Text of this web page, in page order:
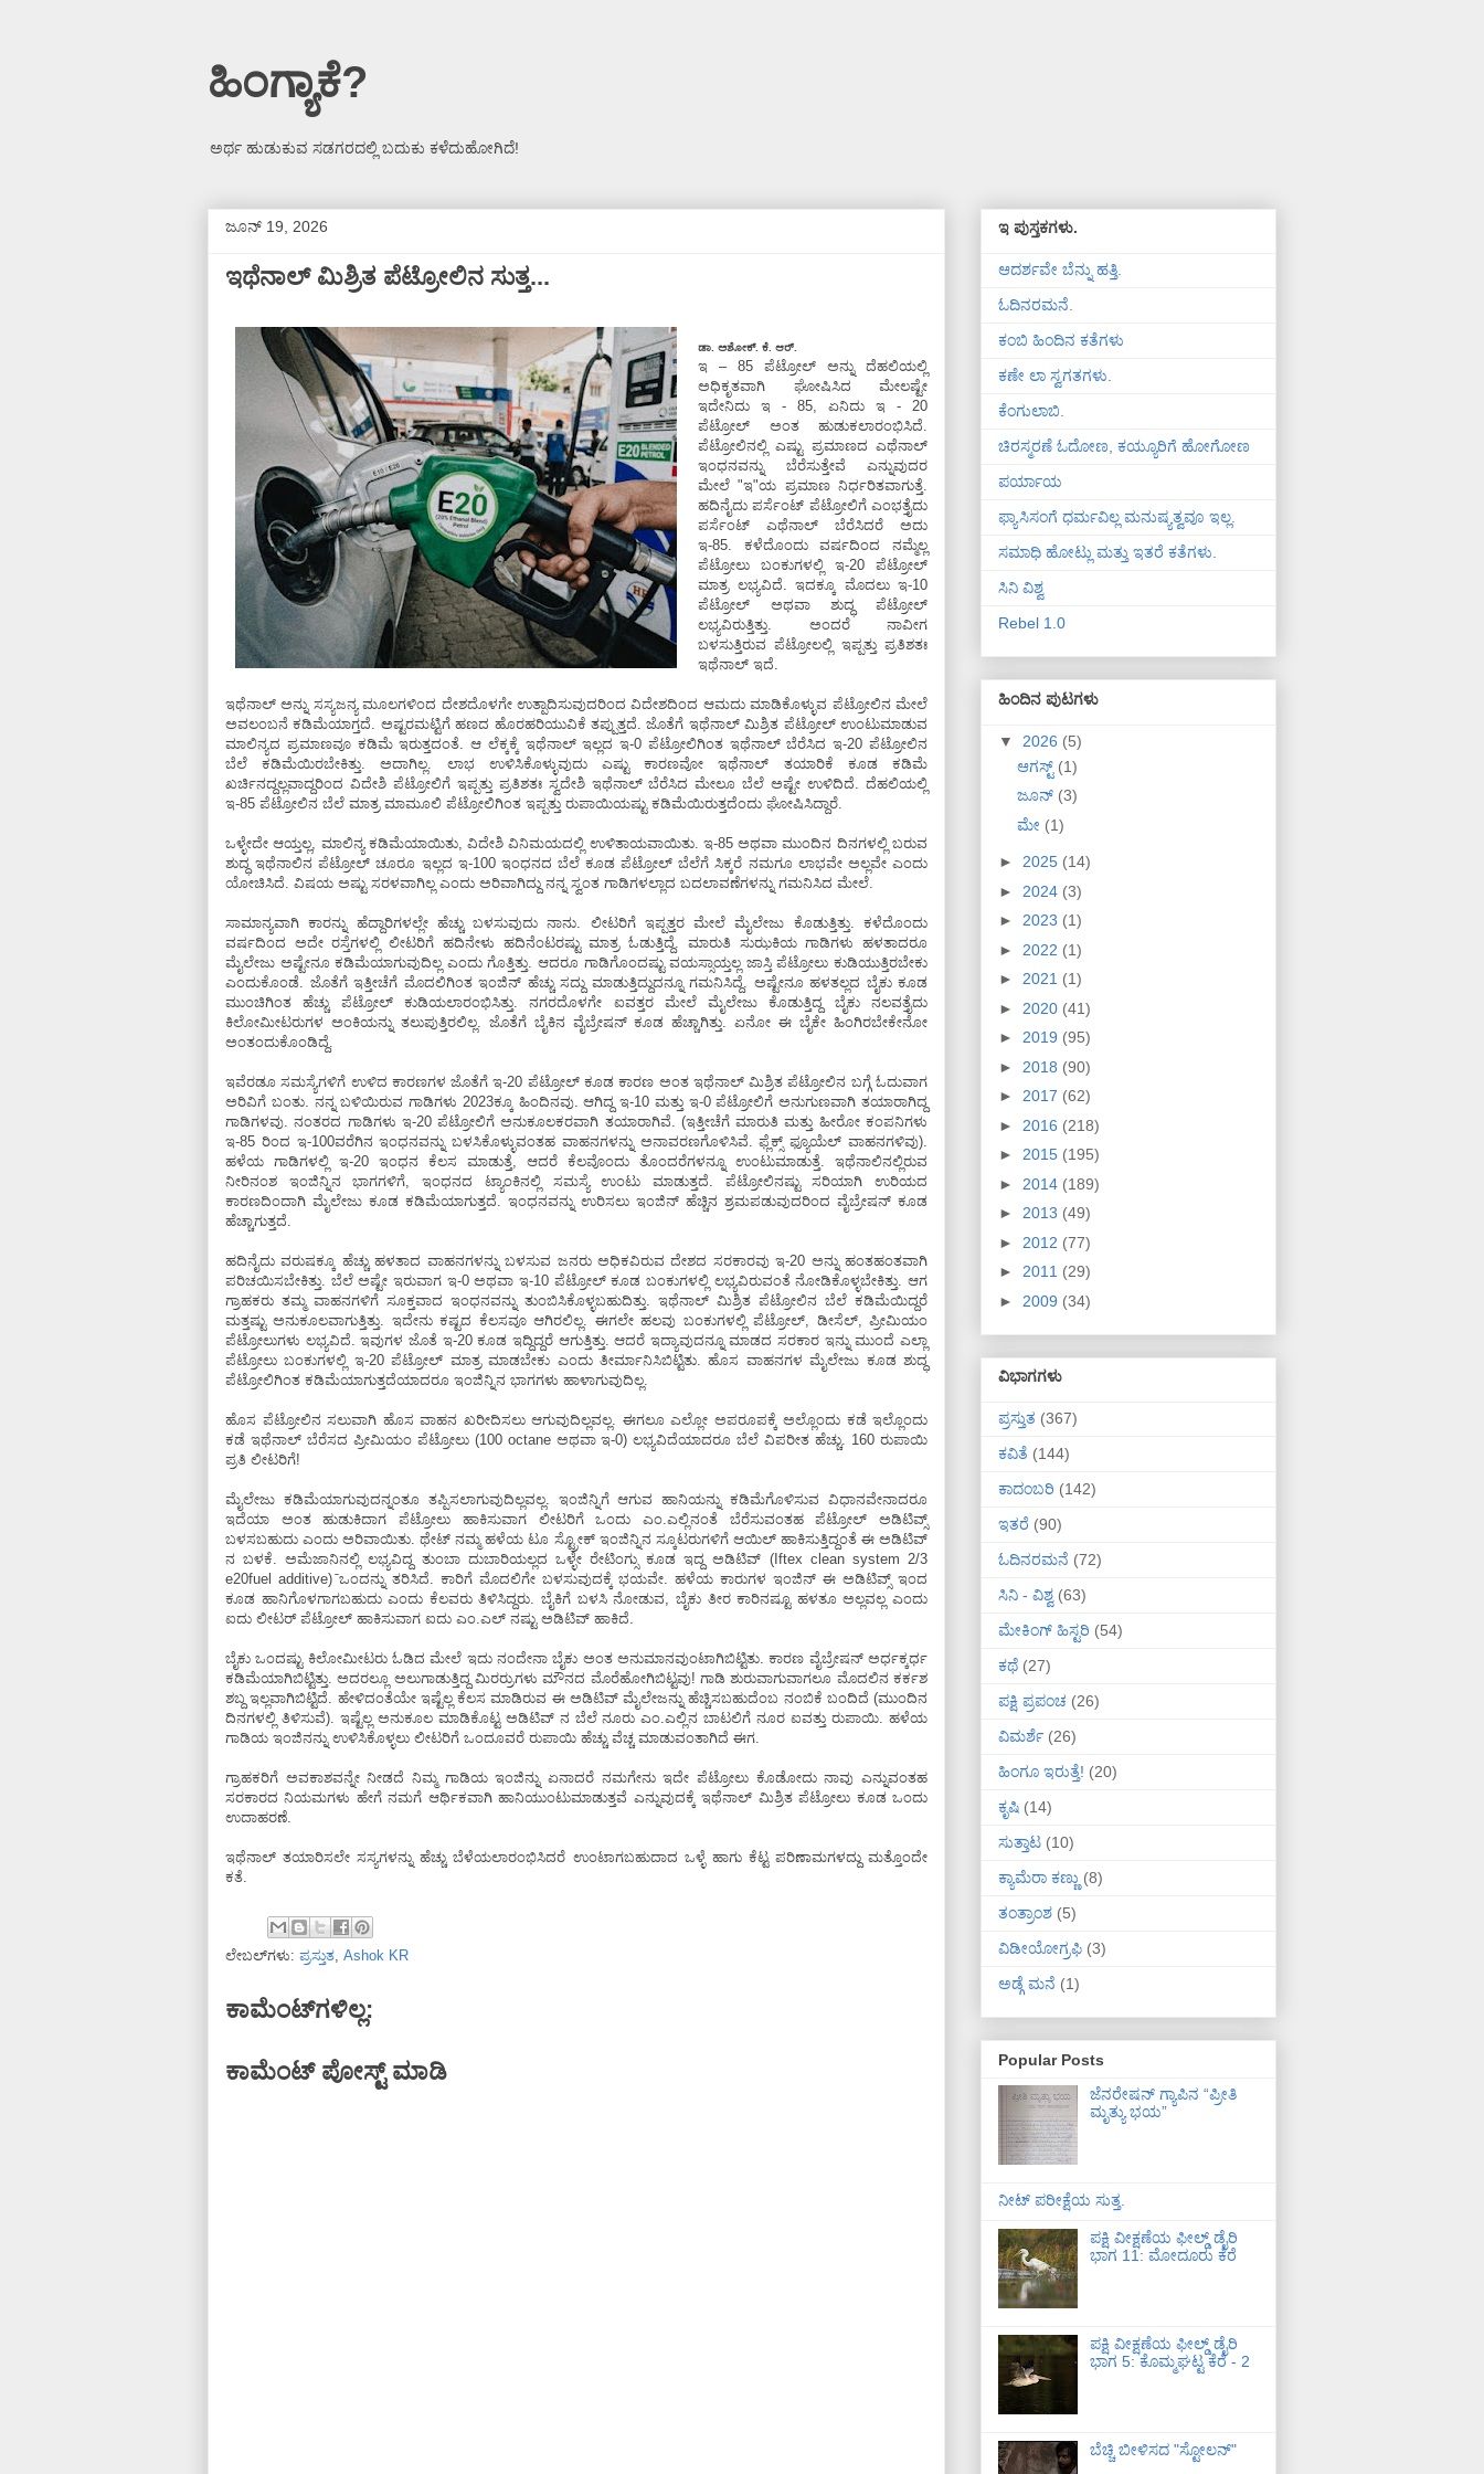
ಹಿಂಗ್ಯಾಕೆ?
ಅರ್ಥ ಹುಡುಕುವ ಸಡಗರದಲ್ಲಿ ಬದುಕು ಕಳೆದುಹೋಗಿದೆ!
ಜೂನ್ 19, 2026
ಇಥೆನಾಲ್‌ ಮಿಶ್ರಿತ ಪೆಟ್ರೋಲಿನ ಸುತ್ತ...
ಡಾ. ಅಶೋಕ್.‌ ಕೆ. ಆರ್.
ಇ – 85 ಪೆಟ್ರೋಲ್‌ ಅನ್ನು ದೆಹಲಿಯಲ್ಲಿ
ಅಧಿಕೃತವಾಗಿ ಘೋಷಿಸಿದ ಮೇಲಷ್ಟೇ
ಇದೇನಿದು ಇ - 85, ಏನಿದು ಇ - 20
ಪೆಟ್ರೋಲ್‌ ಅಂತ ಹುಡುಕಲಾರಂಭಿಸಿದೆ.
ಪೆಟ್ರೋಲಿನಲ್ಲಿ ಎಷ್ಟು ಪ್ರಮಾಣದ ಎಥೆನಾಲ್‌
ಇಂಧನವನ್ನು ಬೆರೆಸುತ್ತೇವೆ ಎನ್ನುವುದರ
ಮೇಲೆ "ಇ"ಯ ಪ್ರಮಾಣ ನಿರ್ಧರಿತವಾಗುತ್ತೆ.
ಹದಿನೈದು ಪರ್ಸೆಂಟ್‌ ಪೆಟ್ರೋಲಿಗೆ ಎಂಭತ್ತೈದು
ಪರ್ಸೆಂಟ್‌ ಎಥೆನಾಲ್‌ ಬೆರೆಸಿದರೆ ಅದು
ಇ-85. ಕಳೆದೊಂದು ವರ್ಷದಿಂದ ನಮ್ಮೆಲ್ಲ
ಪೆಟ್ರೋಲು ಬಂಕುಗಳಲ್ಲಿ ಇ-20 ಪೆಟ್ರೋಲ್‌
ಮಾತ್ರ ಲಭ್ಯವಿದೆ. ಇದಕ್ಕೂ ಮೊದಲು ಇ-10
ಪೆಟ್ರೋಲ್‌ ಅಥವಾ ಶುದ್ಧ ಪೆಟ್ರೋಲ್‌
ಲಭ್ಯವಿರುತ್ತಿತ್ತು. ಅಂದರೆ ನಾವೀಗ
ಬಳಸುತ್ತಿರುವ ಪೆಟ್ರೋಲಲ್ಲಿ ಇಪ್ಪತ್ತು ಪ್ರತಿಶತಃ
ಇಥೆನಾಲ್‌ ಇದೆ.
ಇಥೆನಾಲ್‌ ಅನ್ನು ಸಸ್ಯಜನ್ಯ ಮೂಲಗಳಿಂದ ದೇಶದೊಳಗೇ ಉತ್ಪಾದಿಸುವುದರಿಂದ ವಿದೇಶದಿಂದ ಆಮದು ಮಾಡಿಕೊಳ್ಳುವ ಪೆಟ್ರೋಲಿನ ಮೇಲೆ
ಅವಲಂಬನೆ ಕಡಿಮೆಯಾಗ್ತದೆ. ಅಷ್ಟರಮಟ್ಟಿಗೆ ಹಣದ ಹೊರಹರಿಯುವಿಕೆ ತಪ್ಪುತ್ತದೆ. ಜೊತೆಗೆ ಇಥೆನಾಲ್‌ ಮಿಶ್ರಿತ ಪೆಟ್ರೋಲ್‌ ಉಂಟುಮಾಡುವ
ಮಾಲಿನ್ಯದ ಪ್ರಮಾಣವೂ ಕಡಿಮೆ ಇರುತ್ತದಂತೆ. ಆ ಲೆಕ್ಕಕ್ಕೆ ಇಥೆನಾಲ್‌ ಇಲ್ಲದ ಇ-0 ಪೆಟ್ರೋಲಿಗಿಂತ ಇಥೆನಾಲ್‌ ಬೆರೆಸಿದ ಇ-20 ಪೆಟ್ರೋಲಿನ
ಬೆಲೆ ಕಡಿಮೆಯಿರಬೇಕಿತ್ತು. ಅದಾಗಿಲ್ಲ. ಲಾಭ ಉಳಿಸಿಕೊಳ್ಳುವುದು ಎಷ್ಟು ಕಾರಣವೋ ಇಥೆನಾಲ್‌ ತಯಾರಿಕೆ ಕೂಡ ಕಡಿಮೆ
ಖರ್ಚಿನದ್ದಲ್ಲವಾದ್ದರಿಂದ ವಿದೇಶಿ ಪೆಟ್ರೋಲಿಗೆ ಇಪ್ಪತ್ತು ಪ್ರತಿಶತಃ ಸ್ವದೇಶಿ ಇಥೆನಾಲ್‌ ಬೆರೆಸಿದ ಮೇಲೂ ಬೆಲೆ ಅಷ್ಟೇ ಉಳಿದಿದೆ. ದೆಹಲಿಯಲ್ಲಿ
ಇ-85 ಪೆಟ್ರೋಲಿನ ಬೆಲೆ ಮಾತ್ರ ಮಾಮೂಲಿ ಪೆಟ್ರೋಲಿಗಿಂತ ಇಪ್ಪತ್ತು ರುಪಾಯಿಯಷ್ಟು ಕಡಿಮೆಯಿರುತ್ತದೆಂದು ಘೋಷಿಸಿದ್ದಾರೆ.
ಒಳ್ಳೇದೇ ಆಯ್ತಲ್ಲ, ಮಾಲಿನ್ಯ ಕಡಿಮೆಯಾಯಿತು, ವಿದೇಶಿ ವಿನಿಮಯದಲ್ಲಿ ಉಳಿತಾಯವಾಯಿತು. ಇ-85 ಅಥವಾ ಮುಂದಿನ ದಿನಗಳಲ್ಲಿ ಬರುವ
ಶುದ್ಧ ಇಥೆನಾಲಿನ ಪೆಟ್ರೋಲ್‌ ಚೂರೂ ಇಲ್ಲದ ಇ-100 ಇಂಧನದ ಬೆಲೆ ಕೂಡ ಪೆಟ್ರೋಲ್‌ ಬೆಲೆಗೆ ಸಿಕ್ಕರೆ ನಮಗೂ ಲಾಭವೇ ಅಲ್ಲವೇ ಎಂದು
ಯೋಚಿಸಿದೆ. ವಿಷಯ ಅಷ್ಟು ಸರಳವಾಗಿಲ್ಲ ಎಂದು ಅರಿವಾಗಿದ್ದು ನನ್ನ ಸ್ವಂತ ಗಾಡಿಗಳಲ್ಲಾದ ಬದಲಾವಣೆಗಳನ್ನು ಗಮನಿಸಿದ ಮೇಲೆ.
ಸಾಮಾನ್ಯವಾಗಿ ಕಾರನ್ನು ಹೆದ್ದಾರಿಗಳಲ್ಲೇ ಹೆಚ್ಚು ಬಳಸುವುದು ನಾನು. ಲೀಟರಿಗೆ ಇಪ್ಪತ್ತರ ಮೇಲೆ ಮೈಲೇಜು ಕೊಡುತ್ತಿತ್ತು. ಕಳೆದೊಂದು
ವರ್ಷದಿಂದ ಅದೇ ರಸ್ತೆಗಳಲ್ಲಿ ಲೀಟರಿಗೆ ಹದಿನೇಳು ಹದಿನೆಂಟರಷ್ಟು ಮಾತ್ರ ಓಡುತ್ತಿದ್ದೆ. ಮಾರುತಿ ಸುಝಕಿಯ ಗಾಡಿಗಳು ಹಳತಾದರೂ
ಮೈಲೇಜು ಅಷ್ಟೇನೂ ಕಡಿಮೆಯಾಗುವುದಿಲ್ಲ ಎಂದು ಗೊತ್ತಿತ್ತು. ಆದರೂ ಗಾಡಿಗೊಂದಷ್ಟು ವಯಸ್ಸಾಯ್ತಲ್ಲ ಜಾಸ್ತಿ ಪೆಟ್ರೋಲು ಕುಡಿಯುತ್ತಿರಬೇಕು
ಎಂದುಕೊಂಡೆ. ಜೊತೆಗೆ ಇತ್ತೀಚೆಗೆ ಮೊದಲಿಗಿಂತ ಇಂಜಿನ್‌ ಹೆಚ್ಚು ಸದ್ದು ಮಾಡುತ್ತಿದ್ದುದನ್ನೂ ಗಮನಿಸಿದ್ದೆ. ಅಷ್ಟೇನೂ ಹಳತಲ್ಲದ ಬೈಕು ಕೂಡ
ಮುಂಚಿಗಿಂತ ಹೆಚ್ಚು ಪೆಟ್ರೋಲ್‌ ಕುಡಿಯಲಾರಂಭಿಸಿತ್ತು. ನಗರದೊಳಗೇ ಐವತ್ತರ ಮೇಲೆ ಮೈಲೇಜು ಕೊಡುತ್ತಿದ್ದ ಬೈಕು ನಲವತ್ತೈದು
ಕಿಲೋಮೀಟರುಗಳ ಅಂಕಿಯನ್ನು ತಲುಪುತ್ತಿರಲಿಲ್ಲ. ಜೊತೆಗೆ ಬೈಕಿನ ವೈಬ್ರೇಷನ್‌ ಕೂಡ ಹೆಚ್ಚಾಗಿತ್ತು. ಏನೋ ಈ ಬೈಕೇ ಹಿಂಗಿರಬೇಕೇನೋ
ಅಂತಂದುಕೊಂಡಿದ್ದೆ.
ಇವೆರಡೂ ಸಮಸ್ಯೆಗಳಿಗೆ ಉಳಿದ ಕಾರಣಗಳ ಜೊತೆಗೆ ಇ-20 ಪೆಟ್ರೋಲ್‌ ಕೂಡ ಕಾರಣ ಅಂತ ಇಥೆನಾಲ್‌ ಮಿಶ್ರಿತ ಪೆಟ್ರೋಲಿನ ಬಗ್ಗೆ ಓದುವಾಗ
ಅರಿವಿಗೆ ಬಂತು. ನನ್ನ ಬಳಿಯಿರುವ ಗಾಡಿಗಳು 2023ಕ್ಕೂ ಹಿಂದಿನವು. ಆಗಿದ್ದ ಇ-10 ಮತ್ತು ಇ-0 ಪೆಟ್ರೋಲಿಗೆ ಅನುಗುಣವಾಗಿ ತಯಾರಾಗಿದ್ದ
ಗಾಡಿಗಳವು. ನಂತರದ ಗಾಡಿಗಳು ಇ-20 ಪೆಟ್ರೋಲಿಗೆ ಅನುಕೂಲಕರವಾಗಿ ತಯಾರಾಗಿವೆ. (ಇತ್ತೀಚೆಗೆ ಮಾರುತಿ ಮತ್ತು ಹೀರೋ ಕಂಪನಿಗಳು
ಇ-85 ರಿಂದ ಇ-100ವರೆಗಿನ ಇಂಧನವನ್ನು ಬಳಸಿಕೊಳ್ಳುವಂತಹ ವಾಹನಗಳನ್ನು ಅನಾವರಣಗೊಳಿಸಿವೆ. ಫ್ಲೆಕ್ಸ್‌ ಫ್ಯೂಯೆಲ್‌ ವಾಹನಗಳಿವು).
ಹಳೆಯ ಗಾಡಿಗಳಲ್ಲಿ ಇ-20 ಇಂಧನ ಕೆಲಸ ಮಾಡುತ್ತೆ, ಆದರೆ ಕೆಲವೊಂದು ತೊಂದರೆಗಳನ್ನೂ ಉಂಟುಮಾಡುತ್ತೆ. ಇಥೆನಾಲಿನಲ್ಲಿರುವ
ನೀರಿನಂಶ ಇಂಜಿನ್ನಿನ ಭಾಗಗಳಿಗೆ, ಇಂಧನದ ಟ್ಯಾಂಕಿನಲ್ಲಿ ಸಮಸ್ಯೆ ಉಂಟು ಮಾಡುತ್ತದೆ. ಪೆಟ್ರೋಲಿನಷ್ಟು ಸರಿಯಾಗಿ ಉರಿಯದ
ಕಾರಣದಿಂದಾಗಿ ಮೈಲೇಜು ಕೂಡ ಕಡಿಮೆಯಾಗುತ್ತದೆ. ಇಂಧನವನ್ನು ಉರಿಸಲು ಇಂಜಿನ್‌ ಹೆಚ್ಚಿನ ಶ್ರಮಪಡುವುದರಿಂದ ವೈಬ್ರೇಷನ್‌ ಕೂಡ
ಹೆಚ್ಚಾಗುತ್ತದೆ.
ಹದಿನೈದು ವರುಷಕ್ಕೂ ಹೆಚ್ಚು ಹಳತಾದ ವಾಹನಗಳನ್ನು ಬಳಸುವ ಜನರು ಅಧಿಕವಿರುವ ದೇಶದ ಸರಕಾರವು ಇ-20 ಅನ್ನು ಹಂತಹಂತವಾಗಿ
ಪರಿಚಯಿಸಬೇಕಿತ್ತು. ಬೆಲೆ ಅಷ್ಟೇ ಇರುವಾಗ ಇ-0 ಅಥವಾ ಇ-10 ಪೆಟ್ರೋಲ್‌ ಕೂಡ ಬಂಕುಗಳಲ್ಲಿ ಲಭ್ಯವಿರುವಂತೆ ನೋಡಿಕೊಳ್ಳಬೇಕಿತ್ತು. ಆಗ
ಗ್ರಾಹಕರು ತಮ್ಮ ವಾಹನಗಳಿಗೆ ಸೂಕ್ತವಾದ ಇಂಧನವನ್ನು ತುಂಬಿಸಿಕೊಳ್ಳಬಹುದಿತ್ತು. ಇಥೆನಾಲ್‌ ಮಿಶ್ರಿತ ಪೆಟ್ರೋಲಿನ ಬೆಲೆ ಕಡಿಮೆಯಿದ್ದರೆ
ಮತ್ತಷ್ಟು ಅನುಕೂಲವಾಗುತ್ತಿತ್ತು. ಇದೇನು ಕಷ್ಟದ ಕೆಲಸವೂ ಆಗಿರಲಿಲ್ಲ. ಈಗಲೇ ಹಲವು ಬಂಕುಗಳಲ್ಲಿ ಪೆಟ್ರೋಲ್‌, ಡೀಸೆಲ್‌, ಪ್ರೀಮಿಯಂ
ಪೆಟ್ರೋಲುಗಳು ಲಭ್ಯವಿದೆ. ಇವುಗಳ ಜೊತೆ ಇ-20 ಕೂಡ ಇದ್ದಿದ್ದರೆ ಆಗುತ್ತಿತ್ತು. ಆದರೆ ಇದ್ಯಾವುದನ್ನೂ ಮಾಡದ ಸರಕಾರ ಇನ್ನು ಮುಂದೆ ಎಲ್ಲಾ
ಪೆಟ್ರೋಲು ಬಂಕುಗಳಲ್ಲಿ ಇ-20 ಪೆಟ್ರೋಲ್‌ ಮಾತ್ರ ಮಾಡಬೇಕು ಎಂದು ತೀರ್ಮಾನಿಸಿಬಿಟ್ಟಿತು. ಹೊಸ ವಾಹನಗಳ ಮೈಲೇಜು ಕೂಡ ಶುದ್ಧ
ಪೆಟ್ರೋಲಿಗಿಂತ ಕಡಿಮೆಯಾಗುತ್ತದೆಯಾದರೂ ಇಂಜಿನ್ನಿನ ಭಾಗಗಳು ಹಾಳಾಗುವುದಿಲ್ಲ.
ಹೊಸ ಪೆಟ್ರೋಲಿನ ಸಲುವಾಗಿ ಹೊಸ ವಾಹನ ಖರೀದಿಸಲು ಆಗುವುದಿಲ್ಲವಲ್ಲ. ಈಗಲೂ ಎಲ್ಲೋ ಅಪರೂಪಕ್ಕೆ ಅಲ್ಲೊಂದು ಕಡೆ ಇಲ್ಲೊಂದು
ಕಡೆ ಇಥೆನಾಲ್‌ ಬೆರೆಸದ ಪ್ರೀಮಿಯಂ ಪೆಟ್ರೋಲು (100 octane ಅಥವಾ ಇ-0) ಲಭ್ಯವಿದೆಯಾದರೂ ಬೆಲೆ ವಿಪರೀತ ಹೆಚ್ಚು. 160 ರುಪಾಯಿ
ಪ್ರತಿ ಲೀಟರಿಗೆ!
ಮೈಲೇಜು ಕಡಿಮೆಯಾಗುವುದನ್ನಂತೂ ತಪ್ಪಿಸಲಾಗುವುದಿಲ್ಲವಲ್ಲ. ಇಂಜಿನ್ನಿಗೆ ಆಗುವ ಹಾನಿಯನ್ನು ಕಡಿಮೆಗೊಳಿಸುವ ವಿಧಾನವೇನಾದರೂ
ಇದೆಯಾ ಅಂತ ಹುಡುಕಿದಾಗ ಪೆಟ್ರೋಲು ಹಾಕಿಸುವಾಗ ಲೀಟರಿಗೆ ಒಂದು ಎಂ.ಎಲ್ಲಿನಂತೆ ಬೆರೆಸುವಂತಹ ಪೆಟ್ರೋಲ್‌ ಅಡಿಟಿವ್ಸ್‌
ಬಳಸಬಹುದು ಎಂದು ಅರಿವಾಯಿತು. ಥೇಟ್‌ ನಮ್ಮ ಹಳೆಯ ಟೂ ಸ್ಟ್ರೋಕ್‌ ಇಂಜಿನ್ನಿನ ಸ್ಕೂಟರುಗಳಿಗೆ ಆಯಿಲ್‌ ಹಾಕಿಸುತ್ತಿದ್ದಂತೆ ಈ ಅಡಿಟಿವ್
ನ ಬಳಕೆ. ಅಮೆಜಾನಿನಲ್ಲಿ ಲಭ್ಯವಿದ್ದ ತುಂಬಾ ದುಬಾರಿಯಲ್ಲದ ಒಳ್ಳೇ ರೇಟಿಂಗ್ಸು ಕೂಡ ಇದ್ದ ಅಡಿಟಿವ್ (Iftex clean system 2/3
e20fuel additive) ̄ಒಂದನ್ನು ತರಿಸಿದೆ. ಕಾರಿಗೆ ಮೊದಲಿಗೇ ಬಳಸುವುದಕ್ಕೆ ಭಯವೇ. ಹಳೆಯ ಕಾರುಗಳ ಇಂಜಿನ್‌ ಈ ಅಡಿಟಿವ್ಸ್‌ ಇಂದ
ಕೂಡ ಹಾನಿಗೊಳಗಾಗಬಹುದು ಎಂದು ಕೆಲವರು ತಿಳಿಸಿದ್ದರು. ಬೈಕಿಗೆ ಬಳಸಿ ನೋಡುವ, ಬೈಕು ತೀರ ಕಾರಿನಷ್ಟೂ ಹಳತೂ ಅಲ್ಲವಲ್ಲ ಎಂದು
ಐದು ಲೀಟರ್‌ ಪೆಟ್ರೋಲ್‌ ಹಾಕಿಸುವಾಗ ಐದು ಎಂ.ಎಲ್ ನಷ್ಟು ಅಡಿಟಿವ್ ಹಾಕಿದೆ.
ಬೈಕು ಒಂದಷ್ಟು ಕಿಲೋಮೀಟರು ಓಡಿದ ಮೇಲೆ ಇದು ನಂದೇನಾ ಬೈಕು ಅಂತ ಅನುಮಾನವುಂಟಾಗಿಬಿಟ್ಟಿತು. ಕಾರಣ ವೈಬ್ರೇಷನ್‌ ಅರ್ಧಕ್ಕರ್ಧ
ಕಡಿಮೆಯಾಗಿಬಿಟ್ಟಿತ್ತು. ಅದರಲ್ಲೂ ಅಲುಗಾಡುತ್ತಿದ್ದ ಮಿರರ್ರುಗಳು ಮೌನದ ಮೊರೆಹೋಗಿಬಿಟ್ಟವು! ಗಾಡಿ ಶುರುವಾಗುವಾಗಲೂ ಮೊದಲಿನ ಕರ್ಕಶ
ಶಬ್ದ ಇಲ್ಲವಾಗಿಬಿಟ್ಟಿದೆ. ಹೇಳಿದಂತೆಯೇ ಇಷ್ಟೆಲ್ಲ ಕೆಲಸ ಮಾಡಿರುವ ಈ ಅಡಿಟಿವ್‌ ಮೈಲೇಜನ್ನು ಹೆಚ್ಚಿಸಬಹುದೆಂಬ ನಂಬಿಕೆ ಬಂದಿದೆ (ಮುಂದಿನ
ದಿನಗಳಲ್ಲಿ ತಿಳಿಸುವೆ). ಇಷ್ಟೆಲ್ಲ ಅನುಕೂಲ ಮಾಡಿಕೊಟ್ಟ ಅಡಿಟಿವ್‌ ನ ಬೆಲೆ ನೂರು ಎಂ.ಎಲ್ಲಿನ ಬಾಟಲಿಗೆ ನೂರ ಐವತ್ತು ರುಪಾಯಿ. ಹಳೆಯ
ಗಾಡಿಯ ಇಂಜಿನನ್ನು ಉಳಿಸಿಕೊಳ್ಳಲು ಲೀಟರಿಗೆ ಒಂದೂವರೆ ರುಪಾಯಿ ಹೆಚ್ಚು ವೆಚ್ಚ ಮಾಡುವಂತಾಗಿದೆ ಈಗ.
ಗ್ರಾಹಕರಿಗೆ ಅವಕಾಶವನ್ನೇ ನೀಡದೆ ನಿಮ್ಮ ಗಾಡಿಯ ಇಂಜಿನ್ನು ಏನಾದರೆ ನಮಗೇನು ಇದೇ ಪೆಟ್ರೋಲು ಕೊಡೋದು ನಾವು ಎನ್ನುವಂತಹ
ಸರಕಾರದ ನಿಯಮಗಳು ಹೇಗೆ ನಮಗೆ ಆರ್ಥಿಕವಾಗಿ ಹಾನಿಯುಂಟುಮಾಡುತ್ತವೆ ಎನ್ನುವುದಕ್ಕೆ ಇಥೆನಾಲ್‌ ಮಿಶ್ರಿತ ಪೆಟ್ರೋಲು ಕೂಡ ಒಂದು
ಉದಾಹರಣೆ.
ಇಥೆನಾಲ್‌ ತಯಾರಿಸಲೇ ಸಸ್ಯಗಳನ್ನು ಹೆಚ್ಚು ಬೆಳೆಯಲಾರಂಭಿಸಿದರೆ ಉಂಟಾಗಬಹುದಾದ ಒಳ್ಳೆ ಹಾಗು ಕೆಟ್ಟ ಪರಿಣಾಮಗಳದ್ದು ಮತ್ತೊಂದೇ
ಕತೆ.
ಲೇಬಲ್‌ಗಳು: ಪ್ರಸ್ತುತ, Ashok KR
ಕಾಮೆಂಟ್‌ಗಳಿಲ್ಲ:
ಕಾಮೆಂಟ್‌‌ ಪೋಸ್ಟ್‌ ಮಾಡಿ
ಇ ಪುಸ್ತಕಗಳು.
ಆದರ್ಶವೇ ಬೆನ್ನು ಹತ್ತಿ.
ಓದಿನರಮನೆ.
ಕಂಬಿ ಹಿಂದಿನ ಕತೆಗಳು
ಕಣೇ ಲಾ ಸ್ವಗತಗಳು.
ಕೆಂಗುಲಾಬಿ.
ಚಿರಸ್ಮರಣೆ ಓದೋಣ, ಕಯ್ಯೂರಿಗೆ ಹೋಗೋಣ
ಪರ್ಯಾಯ
ಫ್ಯಾಸಿಸಂಗೆ ಧರ್ಮವಿಲ್ಲ ಮನುಷ್ಯತ್ವವೂ ಇಲ್ಲ.
ಸಮಾಧಿ ಹೋಟ್ಲು ಮತ್ತು ಇತರೆ ಕತೆಗಳು.
ಸಿನಿ ವಿಶ್ವ
Rebel 1.0
ಹಿಂದಿನ ಪುಟಗಳು
▼ 2026 (5)
ಆಗಸ್ಟ್ (1)
ಜೂನ್ (3)
ಮೇ (1)
► 2025 (14)
► 2024 (3)
► 2023 (1)
► 2022 (1)
► 2021 (1)
► 2020 (41)
► 2019 (95)
► 2018 (90)
► 2017 (62)
► 2016 (218)
► 2015 (195)
► 2014 (189)
► 2013 (49)
► 2012 (77)
► 2011 (29)
► 2009 (34)
ವಿಭಾಗಗಳು
ಪ್ರಸ್ತುತ (367)
ಕವಿತೆ (144)
ಕಾದಂಬರಿ (142)
ಇತರೆ (90)
ಓದಿನರಮನೆ (72)
ಸಿನಿ - ವಿಶ್ವ (63)
ಮೇಕಿಂಗ್ ಹಿಸ್ಟರಿ (54)
ಕಥೆ (27)
ಪಕ್ಷಿ ಪ್ರಪಂಚ (26)
ವಿಮರ್ಶೆ (26)
ಹಿಂಗೂ ಇರುತ್ತೆ! (20)
ಕೃಷಿ (14)
ಸುತ್ತಾಟ (10)
ಕ್ಯಾಮೆರಾ ಕಣ್ಣು (8)
ತಂತ್ರಾಂಶ (5)
ವಿಡೀಯೋಗ್ರಫಿ (3)
ಅಡ್ಗೆ ಮನೆ (1)
Popular Posts
ಜೆನರೇಷನ್ ಗ್ಯಾಪಿನ “ಪ್ರೀತಿ
ಮೃತ್ಯು ಭಯ”
ನೀಟ್ ಪರೀಕ್ಷೆಯ ಸುತ್ತ.
ಪಕ್ಷಿ ವೀಕ್ಷಣೆಯ ಫೀಲ್ಡ್‌ ಡೈರಿ
ಭಾಗ 11: ಮೋದೂರು ಕೆರೆ
ಪಕ್ಷಿ ವೀಕ್ಷಣೆಯ ಫೀಲ್ಡ್‌ ಡೈರಿ
ಭಾಗ 5: ಕೊಮ್ಮಘಟ್ಟ ಕೆರೆ - 2
ಬೆಚ್ಚಿ ಬೀಳಿಸದ "ಸ್ಟೋಲನ್"